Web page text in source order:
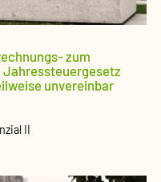
zum
unvereinbar
II